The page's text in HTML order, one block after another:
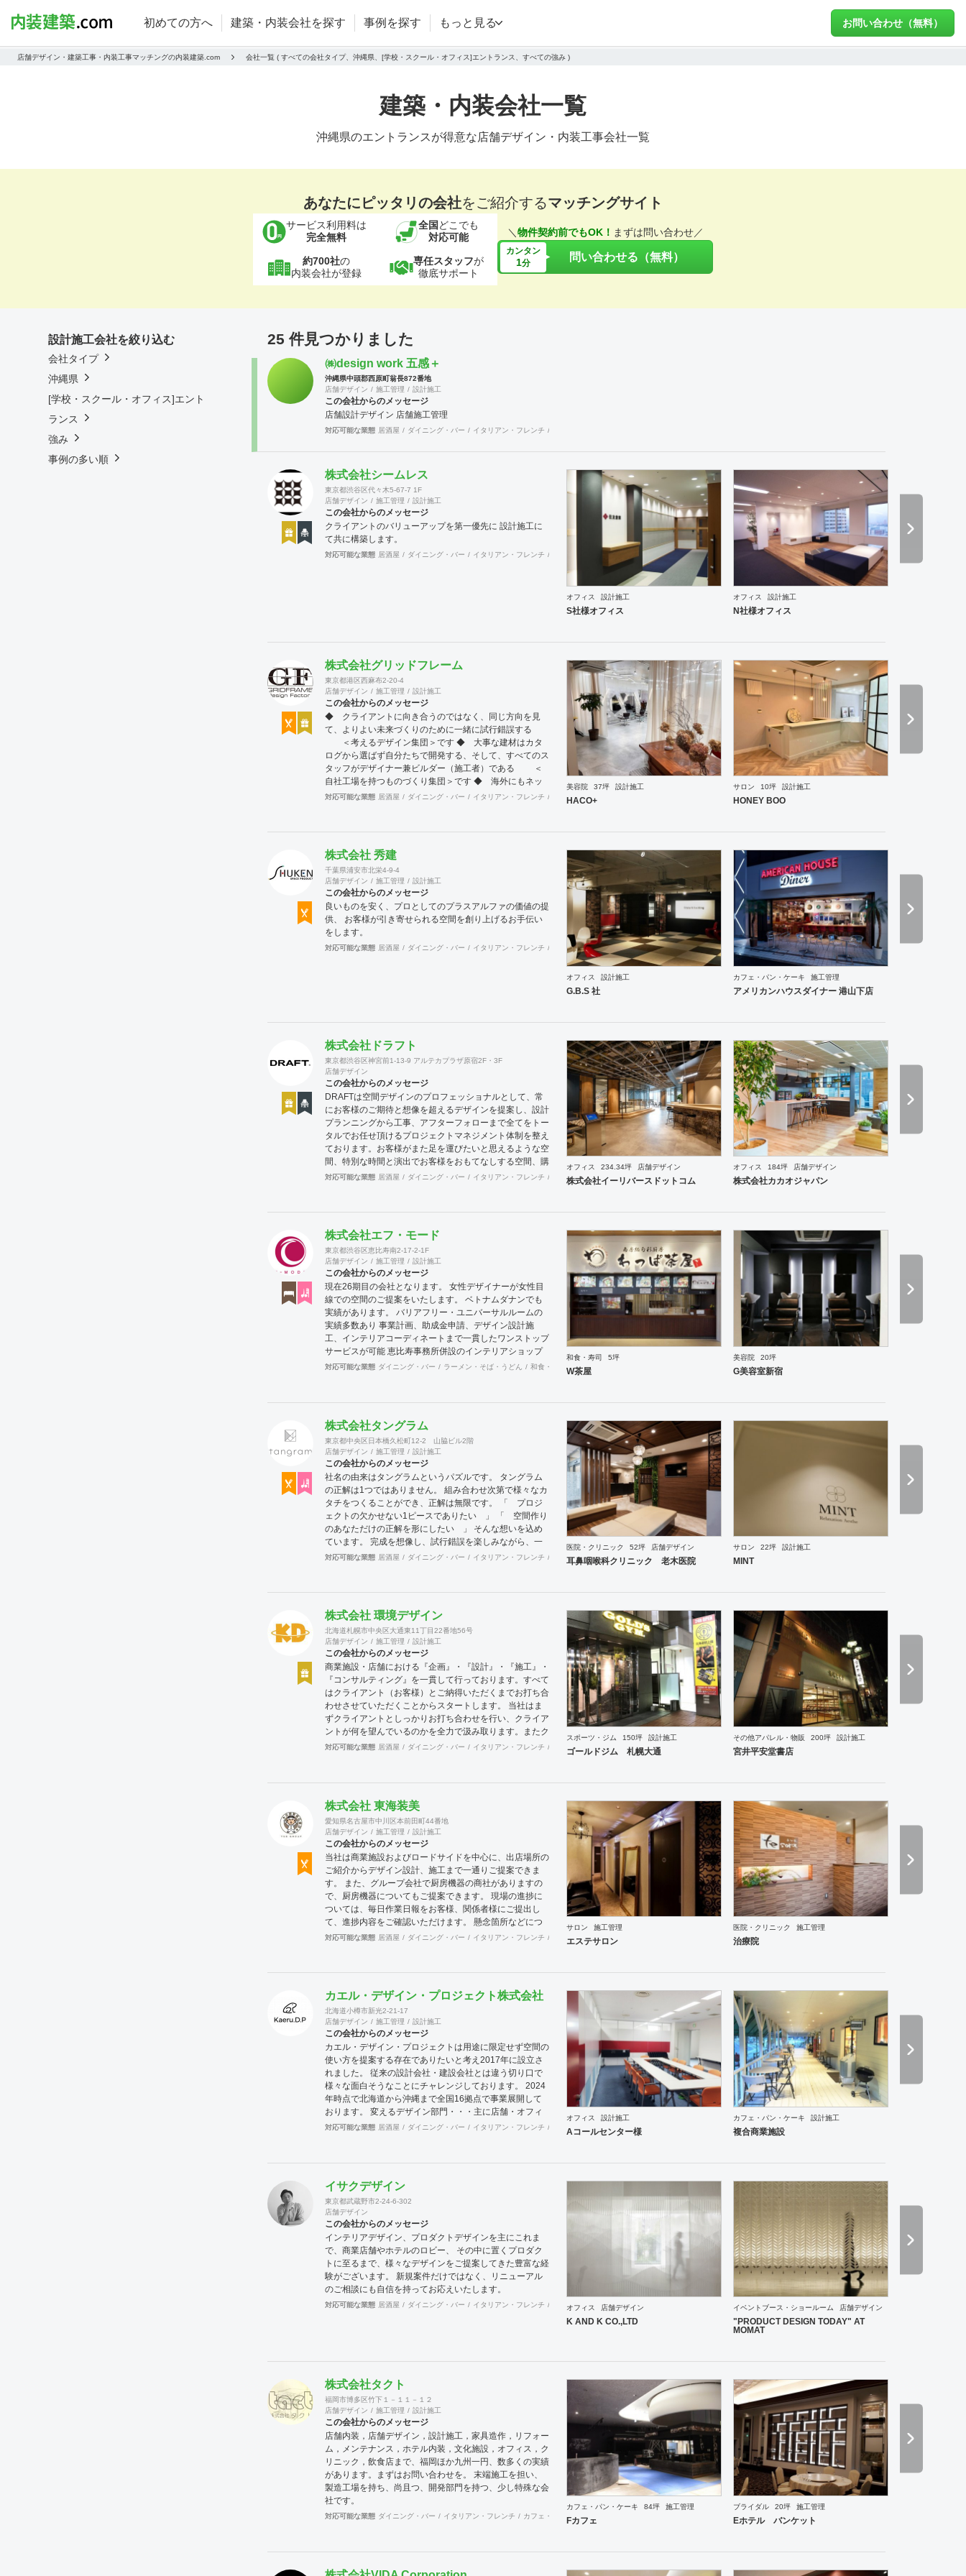
初めての方へ 建築・内装会社を探す 事例を探す もっと見る お問い合わせ（無料）
店舗デザイン・建築工事・内装工事マッチングの内装建築.com 会社一覧 ( すべての会社タイプ、沖縄県、[学校・スクール・オフィス]エントランス、すべての強み )
建築・内装会社一覧
沖縄県のエントランスが得意な店舗デザイン・内装工事会社一覧
あなたにピッタリの会社をご紹介するマッチングサイト
サービス利用料は
完全無料
全国 どこでも
対応可能
約700社の
内装会社が登録
専任スタッフが
徹底サポート
＼ 物件契約前でもOK！ まずは問い合わせ／
カンタン
1分 問い合わせる（無料）
25 件見つかりました
㈱design work 五感＋
沖縄県中頭郡西原町翁長872番地
店舗デザイン
施工管理 設計施工
この会社からのメッセージ
店舗設計デザイン 店舗施工管理
対応可能な業態 居酒屋 ダイニング・バー イタリアン・フレンチ
株式会社シームレス
東京都渋谷区代々木5-67-7 1F
店舗デザイン
施工管理 設計施工
この会社からのメッセージ
クライアントのバリューアップを第一優先に 設計施工に
て共に構築します。
対応可能な業態 居酒屋 ダイニング・バー イタリアン・フレンチ カフェ・パン・ケーキ ラーメン・そば・うどん 焼肉・中華料理・韓国料理 その他 オフィス
オフィス 設計施工
S社様オフィス
オフィス 設計施工
N社様オフィス
株式会社グリッドフレーム
東京都港区西麻布2-20-4
店舗デザイン
施工管理 設計施工
この会社からのメッセージ
◆ クライアントに向き合うのではなく、同じ方向を見
て、よりよい未来づくりのために一緒に試行錯誤する
＜考えるデザイン集団＞です ◆ 大事な建材はカタ
ログから選ばず自分たちで開発する、そして、すべてのス
タッフがデザイナー兼ビルダー（施工者）である ＜
自社工場を持つものづくり集団＞です ◆ 海外にもネッ
トワークを持ち、英語や中国語に堪能なスタッフたちが、
案件、施工案件、造作物制作など、多様な請負形態が可能
が可能で、例えば通常デザイン性とは無縁な特定防火設備
（鉄扉）などにも高いデザイン性を施すことも可能です。
GRIDFRAME とりかえのきかない空間
https://gridframe.co.jp/ Synes(シネス) 霧のようなやわら
かな空間 http://synes.jp/ SOTOCHIKU 時間の蓄積を
取り込む空間 https://sotochiku.com/
対応可能な業態 居酒屋 ダイニング・バー イタリアン・フレンチ カフェ・パン・ケーキ 和食・寿司 焼肉・中華料理・韓国料理
美容院 37坪 設計施工
HACO+
サロン 10坪 設計施工
HONEY BOO
株式会社 秀建
千葉県浦安市北栄4-9-4
店舗デザイン
施工管理 設計施工
この会社からのメッセージ
良いものを安く、プロとしてのプラスアルファの価値の提
供、 お客様が引き寄せられる空間を創り上げるお手伝い
をします。
対応可能な業態 居酒屋 ダイニング・バー イタリアン・フレンチ カフェ・パン・ケーキ ラーメン・そば・うどん 和食・寿司 焼肉・中華料理・韓国料理 その他
オフィス 設計施工
G.B.S 社
カフェ・パン・ケーキ 施工管理
アメリカンハウスダイナー 港山下店
株式会社ドラフト
東京都渋谷区神宮前1-13-9 アルテカプラザ原宿2F・3F
店舗デザイン
この会社からのメッセージ
DRAFTは空間デザインのプロフェッショナルとして、常
にお客様のご期待と想像を超えるデザインを提案し、設計
プランニングから工事、アフターフォローまで全てをトー
タルでお任せ頂けるプロジェクトマネジメント体制を整え
ております。お客様がまた足を運びたいと思えるような空
間、特別な時間と演出でお客様をおもてなしする空間、購
買意欲に働きかけるレイアウトとVMD、ブランド力を高
ジ、コストに関する不安要素、 新規オープン、移転・改
にお問い合わせください。
対応可能な業態 居酒屋 ダイニング・バー イタリアン・フレンチ カフェ・パン・ケーキ 和食・寿司 焼肉・中華料理・韓国料理 その他 オフィス
オフィス 234.34坪 店舗デザイン
株式会社イーリバースドットコム
オフィス 184坪 店舗デザイン
株式会社カカオジャパン
株式会社エフ・モード
東京都渋谷区恵比寿南2-17-2-1F
店舗デザイン
施工管理 設計施工
この会社からのメッセージ
現在26期目の会社となります。 女性デザイナーが女性目
線での空間のご提案をいたします。 ベトナムダナンでも
実績があります。 バリアフリー・ユニバーサルルームの
実績多数あり 事業計画、助成金申請、デザイン設計施
工、インテリアコーディネートまで一貫したワンストップ
サービスが可能 恵比寿事務所併設のインテリアショップ
「其の伍」SONOGOではオリジナル家具をはじめアンテ
対応可能な業態 ダイニング・バー ラーメン・そば・うどん 和食・寿司 焼肉・中華料理・韓国料理 イベントブース・ショールーム
和食・寿司 5坪
W茶屋
美容院 20坪
G美容室新宿
株式会社タングラム
東京都中央区日本橋久松町12-2 山脇ビル2階
店舗デザイン
施工管理 設計施工
この会社からのメッセージ
社名の由来はタングラムというパズルです。 タングラム
の正解は1つではありません。 組み合わせ次第で様々なカ
タチをつくることができ、正解は無限です。 「 プロジ
ェクトの欠かせない1ピースでありたい 」 「 空間作り
のあなただけの正解を形にしたい 」 そんな想いを込め
ています。 完成を想像し、試行錯誤を楽しみながら、 ​一
緒にワクワクしたいと思っています。
対応可能な業態 居酒屋 ダイニング・バー イタリアン・フレンチ カフェ・パン・ケーキ ラーメン・そば・うどん 和食・寿司
医院・クリニック 52坪 店舗デザイン
耳鼻咽喉科クリニック 老木医院
サロン 22坪 設計施工
MINT
株式会社 環境デザイン
北海道札幌市中央区大通東11丁目22番地56号
店舗デザイン
施工管理 設計施工
この会社からのメッセージ
商業施設・店舗における『企画』・『設計』・『施工』・
『コンサルティング』を一貫して行っております。すべて
はクライアント（お客様）とご納得いただくまでお打ち合
わせさせていただくことからスタートします。 当社はま
ずクライアントとしっかりお打ち合わせを行い、クライア
ントが何を望んでいるのかを全力で汲み取ります。またク
ライアントが思い描いていることをどのように表現してい
提案いたします。
対応可能な業態 居酒屋 ダイニング・バー イタリアン・フレンチ カフェ・パン・ケーキ 和食・寿司 焼肉・中華料理・韓国料理 オフィス
スポーツ・ジム 150坪 設計施工
ゴールドジム 札幌大通
その他アパレル・物販 200坪 設計施工
宮井平安堂書店
株式会社 東海装美
愛知県名古屋市中川区本前田町44番地
店舗デザイン
施工管理 設計施工
この会社からのメッセージ
当社は商業施設およびロードサイドを中心に、出店場所の
ご紹介からデザイン設計、施工まで一通りご提案できま
す。 また、グループ会社で厨房機器の商社がありますの
で、厨房機器についてもご提案できます。 現場の進捗に
ついては、毎日作業日報をお客様、関係者様にご提出し
て、進捗内容をご確認いただけます。 懸念箇所などにつ
いてもスピーディーに確認、修正できます。 店舗内装の
リースなど何でもご相談ください。
対応可能な業態 居酒屋 ダイニング・バー イタリアン・フレンチ カフェ・パン・ケーキ 和食・寿司
サロン 施工管理
エステサロン
医院・クリニック 施工管理
治療院
カエル・デザイン・プロジェクト株式会社
北海道小樽市新光2-21-17
店舗デザイン
施工管理 設計施工
この会社からのメッセージ
カエル・デザイン・プロジェクトは用途に限定せず空間の
使い方を提案する存在でありたいと考え2017年に設立さ
れました。 従来の設計会社・建設会社とは違う切り口で
様々な面白そうなことにチャレンジしております。 2024
年時点で北海道から沖縄まで全国16拠点で事業展開して
おります。 変えるデザイン部門・・・主に店舗・オフィ
スの内装設計デザイン及び施工をお客様と一緒に創り上げ
します。 自社請け可能職種 内装工事 インテリアデザイン
海道・仙台・関東・名古屋・九州・沖縄コンストラクショ
ンマネジメント業務は月単位で出張常駐対応可能です。
対応可能な業態 居酒屋 ダイニング・バー イタリアン・フレンチ カフェ・パン・ケーキ ラーメン・そば・うどん 和食・寿司 焼肉・中華料理・韓国料理
オフィス 設計施工
Aコールセンター様
カフェ・パン・ケーキ 設計施工
複合商業施設
イサクデザイン
東京都武蔵野市2-24-6-302
店舗デザイン
この会社からのメッセージ
インテリアデザイン、プロダクトデザインを主にこれま
で、商業店舗やホテルのロビー、 その中に置くプロダク
トに至るまで、様々なデザインをご提案してきた豊富な経
験がございます。 新規案件だけではなく、リニューアル
のご相談にも自信を持ってお応えいたします。
対応可能な業態 居酒屋 ダイニング・バー イタリアン・フレンチ カフェ・パン・ケーキ 和食・寿司 焼肉・中華料理・韓国料理 オフィス イベントブース・ショールーム
オフィス 店舗デザイン
K AND K CO.,LTD
イベントブース・ショールーム 店舗デザイン
"PRODUCT DESIGN TODAY" AT
MOMAT
株式会社タクト
福岡市博多区竹下１－１１－１２
店舗デザイン
施工管理 設計施工
この会社からのメッセージ
店舗内装，店舗デザイン，設計施工，家具造作，リフォー
ム，メンテナンス，ホテル内装，文化施設，オフィス，ク
リニック，飲食店まで、福岡ほか九州一円、数多くの実績
があります。まずはお問い合わせを。 末端施工を担い、
製造工場を持ち、尚且つ、開発部門を持つ、少し特殊な会
社です。
対応可能な業態 ダイニング・バー イタリアン・フレンチ カフェ・パン・ケーキ イベントブース・ショールーム エントランス 塾・学校
カフェ・パン・ケーキ 84坪 施工管理
Fカフェ
ブライダル 20坪 施工管理
Eホテル バンケット
設計施工会社を絞り込む
会社タイプ
沖縄県
[学校・スクール・オフィス]エント
ランス
強み
事例の多い順